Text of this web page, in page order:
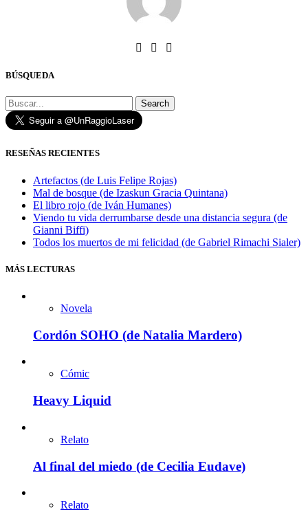
BÚSQUEDA
Search
RESEÑAS RECIENTES
Artefactos (de Luis Felipe Rojas)
Mal de bosque (de Izaskun Gracia Quintana)
El libro rojo (de Iván Humanes)
Viendo tu vida derrumbarse desde una distancia segura (de
Gianni Biffi)
Todos los muertos de mi felicidad (de Gabriel Rimachi Sialer)
MÁS LECTURAS
Novela
Cordón SOHO (de Natalia Mardero)
Cómic
Heavy Liquid
Relato
Al final del miedo (de Cecilia Eudave)
Relato